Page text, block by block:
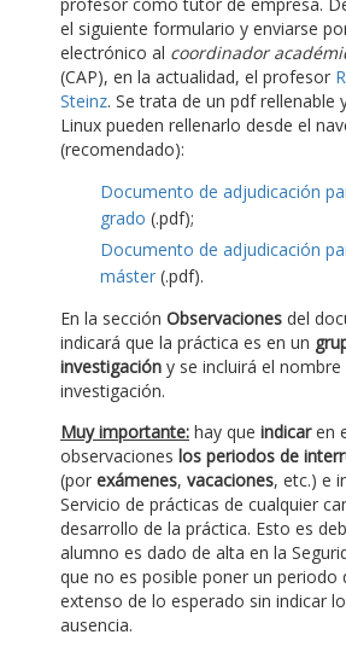
el siguiente formulario y enviarse
electrónico al coordinador
(CAP), en la actualidad, el profesor
Steinz. Se trata de un pdf rellenable
Linux pueden rellenarlo desde el
(recomendado):
Documento de adjudicación
grado (.pdf);
Documento de adjudicación
máster (.pdf).
En la sección Observaciones del
indicará que la práctica es en un
investigación y se incluirá el
investigación.
Muy importante: hay que indicaren
observaciones los periodos de
(por exámenes, vacaciones, etc.) e
Servicio de prácticas de cualquier
desarrollo de la práctica. Esto es
alumno es dado de alta en la
que no es posible poner un periodo
extenso de lo esperado sin indicar
ausencia.